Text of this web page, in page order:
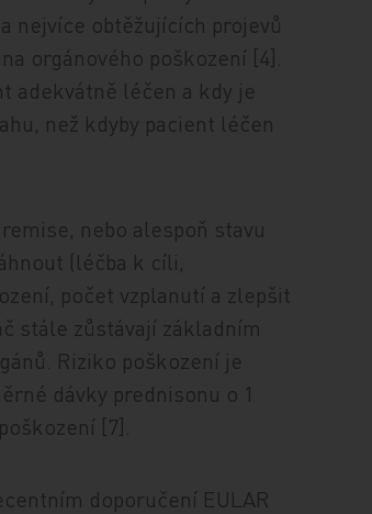
nejvíce obtěžujících projevů
orgánového poškození [4].
adekvátně léčen a kdy je
než kdyby pacient léčen
nebo alespoň stavu
(léčba k cíli,
počet vzplanutí a zlepšit
stále zůstávají základním
Riziko poškození je
dávky prednisonu o 1
[7].
doporučení EULAR